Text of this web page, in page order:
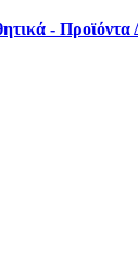
- Προϊόντα